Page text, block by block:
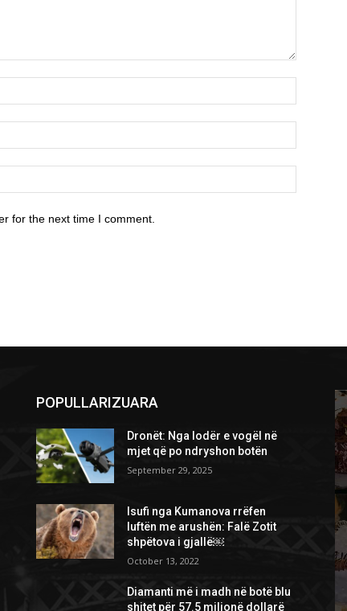
for the next time I comment.
POPULLARIZUARA
Dronët: Nga lodër e vogël në
mjet që po ndryshon botën
September 29, 2025
Isufi nga Kumanova rrëfen
luftën me arushën: Falë Zotit
shpëtova i gjallë￼
October 13, 2022
Diamanti më i madh në botë blu
shitet për 57.5 milionë dollarë